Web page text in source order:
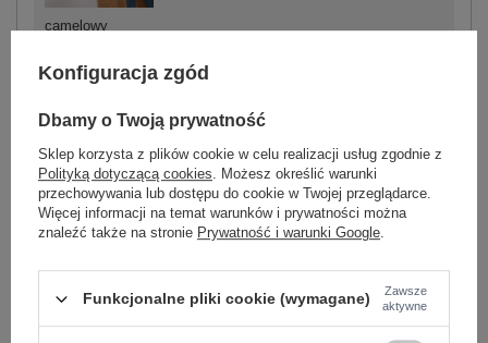
camelowy
ZALOGUJ SIĘ I ZOBACZ CENĘ
Masz pytanie? Chętnie pomożemy.
Zadzwoń+48 601 547 740 Zadaj pytanie
sposób prania : pranie w pralce w 30°C
Konfiguracja zgód
Dbamy o Twoją prywatność
Sklep korzysta z plików cookie w celu realizacji usług zgodnie z
Polityką dotyczącą cookies. Możesz określić warunki
przechowywania lub dostępu do cookie w Twojej przeglądarce.
Więcej informacji na temat warunków i prywatności można
znaleźć także na stronie Prywatność i warunki Google.
Funkcjonalne pliki cookie (wymagane)
Zawsze
aktywne